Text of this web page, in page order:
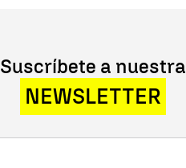
Suscríbete a nuestra
NEWSLETTER